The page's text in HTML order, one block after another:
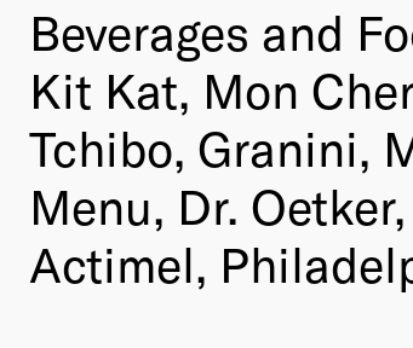
Beverages and
Kit Kat, Mon
Tchibo, Granini,
Menu, Dr.
Actimel,